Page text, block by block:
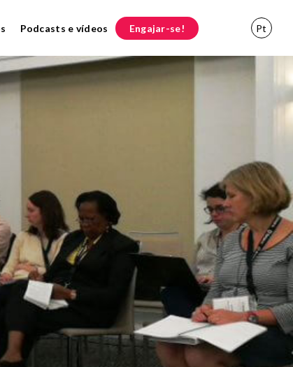
Podcasts e vídeos Engajar-se! Pt